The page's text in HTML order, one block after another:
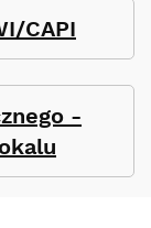
CAPI
-